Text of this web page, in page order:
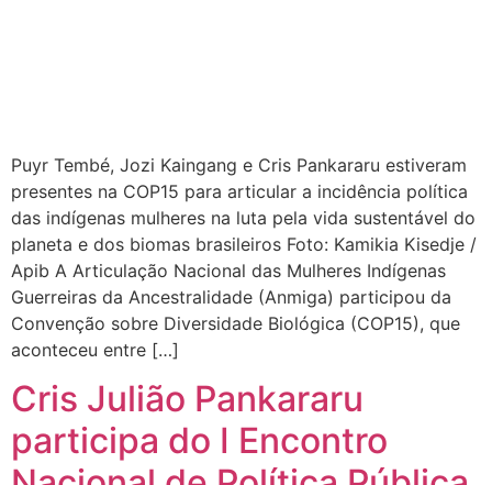
Puyr Tembé, Jozi Kaingang e Cris Pankararu estiveram
presentes na COP15 para articular a incidência política
das indígenas mulheres na luta pela vida sustentável do
planeta e dos biomas brasileiros Foto: Kamikia Kisedje /
Apib A Articulação Nacional das Mulheres Indígenas
Guerreiras da Ancestralidade (Anmiga) participou da
Convenção sobre Diversidade Biológica (COP15), que
aconteceu entre […]
Cris Julião Pankararu
participa do I Encontro